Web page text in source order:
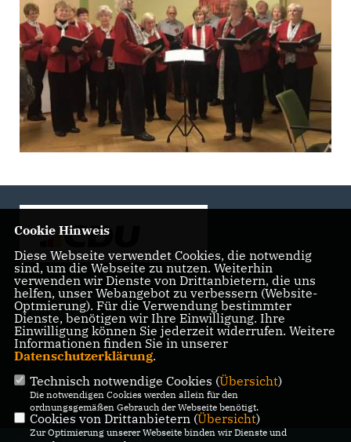
Landtagsabgeordnete der CDU Fraktion im Landtag
Brandenburg
IMPRESSUM DATENSCHUTZ KONTAKT
Cookie Hinweis
Diese Webseite verwendet Cookies, die notwendig
sind, um die Webseite zu nutzen. Weiterhin
verwenden wir Dienste von Drittanbietern, die uns
helfen, unser Webangebot zu verbessern (Website-
Optmierung). Für die Verwendung bestimmter
Dienste, benötigen wir Ihre Einwilligung. Ihre
Einwilligung können Sie jederzeit widerrufen. Weitere
Informationen finden Sie in unserer
Datenschutzerklärung.
Technisch notwendige Cookies (Übersicht)
Die notwendigen Cookies werden allein für den
ordnungsgemäßen Gebrauch der Webseite benötigt.
Cookies von Drittanbietern (Übersicht)
Zur Optimierung unserer Webseite binden wir Dienste und